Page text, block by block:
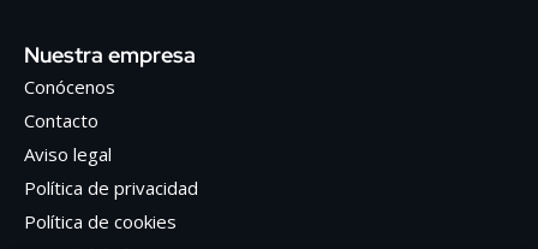
Nuestra empresa
Conócenos
Contacto
Aviso legal
Política de privacidad
Política de cookies